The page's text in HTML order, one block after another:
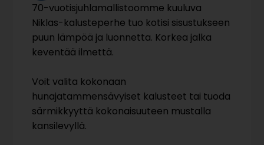
70-vuotisjuhlamallistoomme kuuluva
Niklas-kalusteperhe tuo kotisi sisustukseen
puun lämpöä ja luonnetta. Korkea jalka
keventää ilmettä.
Voit valita kokonaan
hunajatammensävyiset kalusteet tai tuoda
särmikkyyttä kokonaisuuteen mustalla
kansilevyllä.